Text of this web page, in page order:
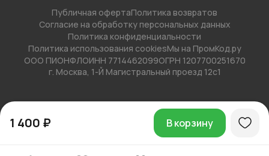
1 400 ₽ В корзину
Публичная офертаПолитика возвратов
Согласие на обработку персональных данных
Политика конфиденциальности
Политика использования cookiesМы на ПромКод.ру
ООО ПИОНФЛОИНН 7714462099ОГРН 1207700251670
г. Москва, 1-Й Магистральный проезд 12с1